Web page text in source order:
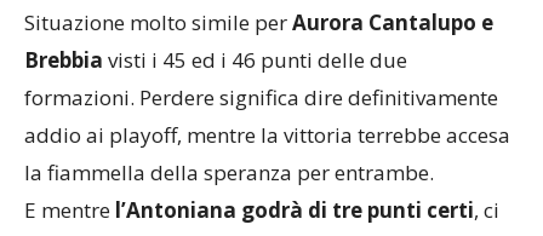
Situazione molto simile perAurora Cantalupo e
Brebbia visti i 45 ed i 46 punti delle due
formazioni. Perdere significa dire definitivamente
addio ai playoff, mentre la vittoria terrebbe accesa
la fiammella della speranza per entrambe.
E mentre l’Antoniana godrà di tre punti certi, ci